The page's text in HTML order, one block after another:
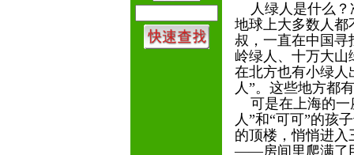
人绿人是什么？
地球上大多数人都
叔，一直在中国寻
岭绿人、十万大山
在北方也有小绿人
人”。这些地方
可是在上海的一
人”和“可可”的孩
的顶楼，悄悄进
——房间里爬满了